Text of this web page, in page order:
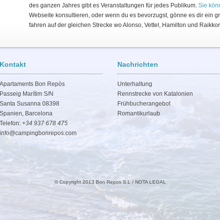
des ganzen Jahres gibt es Veranstaltungen für jedes Publikum. Sie
Webseite konsultieren, oder wenn du es bevorzugst, gönne es dir ein
fahren auf der gleichen Strecke wo Alonso, Vettel, Hamilton und
Kontakt
Apartaments Bon Repòs
Passeig Marítim S/N
Santa Susanna 08398
Spanien, Barcelona
Telefon: +34 937 678 475
info@campingbonrepos.com
Nachrichten
Unterhaltung
Rennstrecke von Katalonien
Frühbucherangebot
Romantikurlaub
© Copyright 2013 Bon Repos S.L / NOTA LEGAL